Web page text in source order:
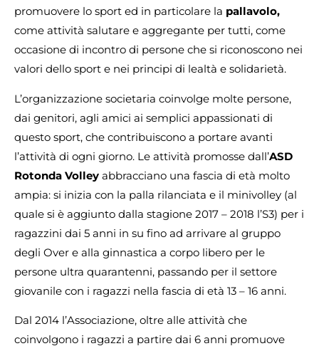
promuovere lo sport ed in particolare la pallavolo,
come attività salutare e aggregante per tutti, come
occasione di incontro di persone che si riconoscono nei
valori dello sport e nei principi di lealtà e solidarietà.
L’organizzazione societaria coinvolge molte persone,
dai genitori, agli amici ai semplici appassionati di
questo sport, che contribuiscono a portare avanti
l’attività di ogni giorno. Le attività promosse dall’ASD
Rotonda Volley abbracciano una fascia di età molto
ampia: si inizia con la palla rilanciata e il minivolley (al
quale si è aggiunto dalla stagione 2017 – 2018 l’S3) per i
ragazzini dai 5 anni in su fino ad arrivare al gruppo
degli Over e alla ginnastica a corpo libero per le
persone ultra quarantenni, passando per il settore
giovanile con i ragazzi nella fascia di età 13 – 16 anni.
Dal 2014 l’Associazione, oltre alle attività che
coinvolgono i ragazzi a partire dai 6 anni promuove